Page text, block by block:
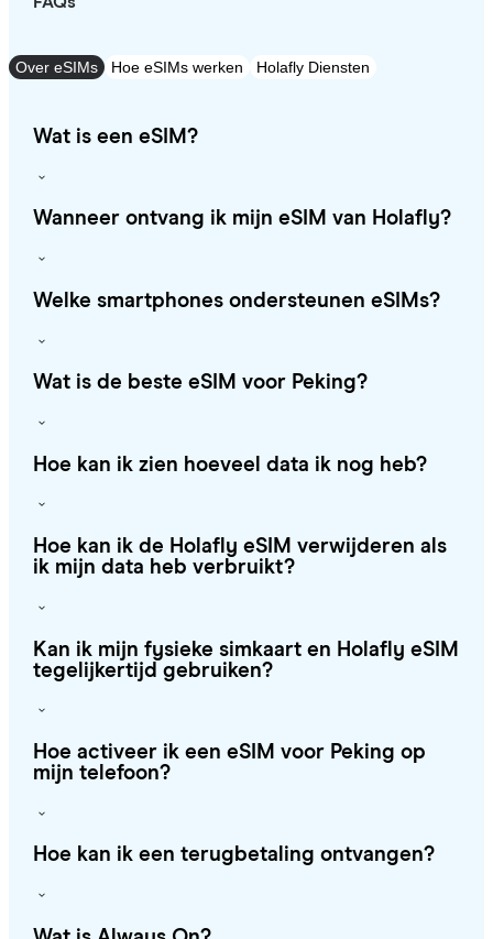
Over eSIMs Hoe eSIMs werken Holafly Diensten
Wat is een eSIM?
Wanneer ontvang ik mijn eSIM van Holafly?
Welke smartphones ondersteunen eSIMs?
Wat is de beste eSIM voor Peking?
Hoe kan ik zien hoeveel data ik nog heb?
Hoe kan ik de Holafly eSIM verwijderen als
ik mijn data heb verbruikt?
Kan ik mijn fysieke simkaart en Holafly eSIM
tegelijkertijd gebruiken?
Hoe activeer ik een eSIM voor Peking op
mijn telefoon?
Hoe kan ik een terugbetaling ontvangen?